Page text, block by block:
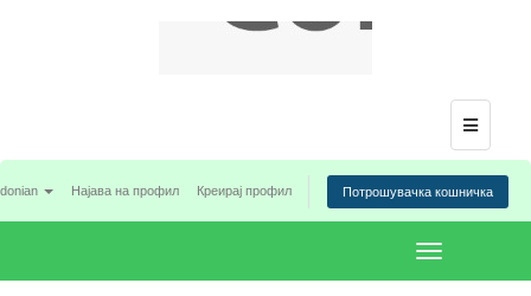
Menu
Најава на профил Креирај профил Потрошувачка кошничка
Toggle
navigation